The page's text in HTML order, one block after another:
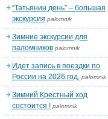
“Татьянин день” – большая
экскурсия palomnik
Зимние экскурсии для
паломников palomnik
Идет запись в поездки по
России на 2026 год. palomnik
Зимний Крестный ход
состоится ! palomnik